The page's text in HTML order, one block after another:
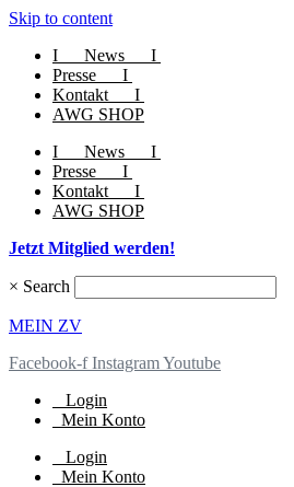
Skip to content
I News I
Presse I
Kontakt I
AWG SHOP
I News I
Presse I
Kontakt I
AWG SHOP
Jetzt Mitglied werden!
× Search
MEIN ZV
Facebook-f InstagramYoutube
Login
Mein Konto
Login
Mein Konto